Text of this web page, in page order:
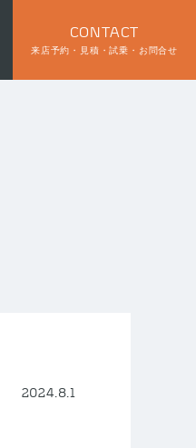
CONTACT
来店予約・見積・試乗・お問合せ
2024.8.1